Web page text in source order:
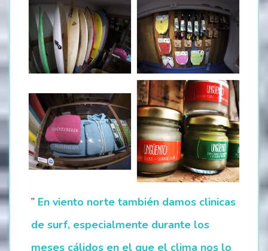
” En viento norte también damos clinicas
de surf, especialmente durante los
meses cálidos en el que el clima nos lo